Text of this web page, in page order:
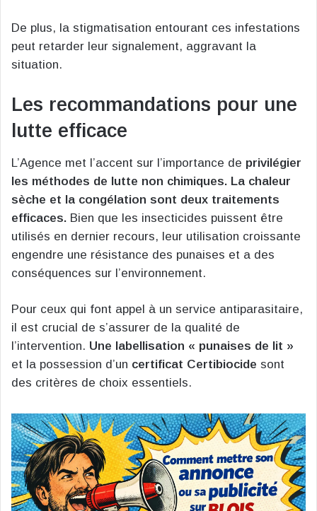
De plus, la stigmatisation entourant ces infestations
peut retarder leur signalement, aggravant la
situation.
Les recommandations pour une
lutte efficace
L’Agence met l’accent sur l’importance de privilégier
les méthodes de lutte non chimiques. La chaleur
sèche et la congélation sont deux traitements
efficaces. Bien que les insecticides puissent être
utilisés en dernier recours, leur utilisation croissante
engendre une résistance des punaises et a des
conséquences sur l’environnement.
Pour ceux qui font appel à un service antiparasitaire,
il est crucial de s’assurer de la qualité de
l’intervention. Une labellisation « punaises de lit »
et la possession d’un certificat Certibiocide sont
des critères de choix essentiels.